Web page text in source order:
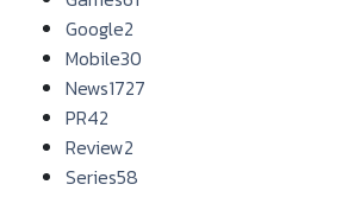
Google2
Mobile30
News1727
PR42
Review2
Series58